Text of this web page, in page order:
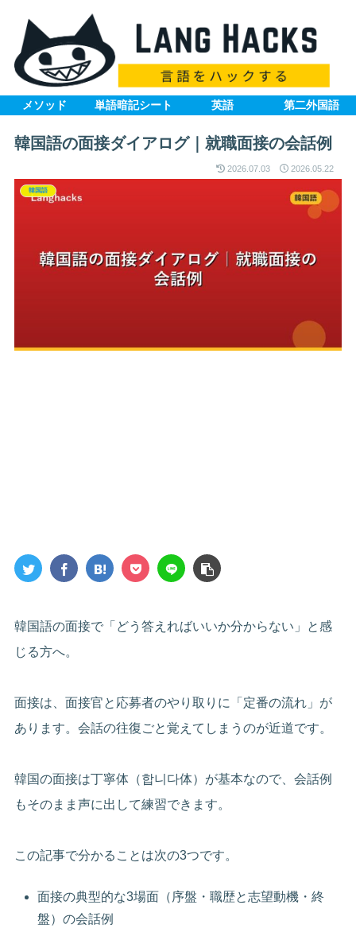
メソッド 単語暗記シート 英語 第二外国語
韓国語の面接ダイアログ｜就職面接の会話例
2026.07.03 2026.05.22
韓国語
韓国語の面接で「どう答えればいいか分からない」と感
じる方へ。
面接は、面接官と応募者のやり取りに「定番の流れ」が
あります。会話の往復ごと覚えてしまうのが近道です。
韓国の面接は丁寧体（합니다体）が基本なので、会話例
もそのまま声に出して練習できます。
この記事で分かることは次の3つです。
面接の典型的な3場面（序盤・職歴と志望動機・終
盤）の会話例